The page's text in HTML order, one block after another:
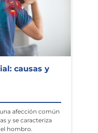
causas y
afección común
y se caracteriza
hombro.